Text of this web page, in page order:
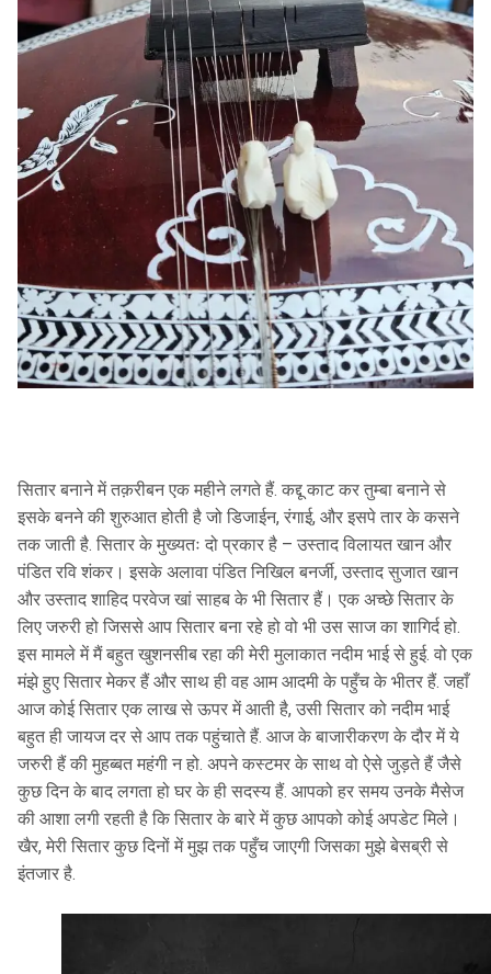
सितार बनाने में तक़रीबन एक महीने लगते हैं. कद्दू काट कर तुम्बा बनाने से
इसके बनने की शुरुआत होती है जो डिजाईन, रंगाई, और इसपे तार के कसने
तक जाती है. सितार के मुख्यतः दो प्रकार है – उस्ताद विलायत खान और
पंडित रवि शंकर। इसके अलावा पंडित निखिल बनर्जी, उस्ताद सुजात खान
और उस्ताद शाहिद परवेज खां साहब के भी सितार हैं। एक अच्छे सितार के
लिए जरुरी हो जिससे आप सितार बना रहे हो वो भी उस साज का शागिर्द हो.
इस मामले में मैं बहुत खुशनसीब रहा की मेरी मुलाकात नदीम भाई से हुई. वो एक
मंझे हुए सितार मेकर हैं और साथ ही वह आम आदमी के पहुँच के भीतर हैं. जहाँ
आज कोई सितार एक लाख से ऊपर में आती है, उसी सितार को नदीम भाई
बहुत ही जायज दर से आप तक पहुंचाते हैं. आज के बाजारीकरण के दौर में ये
जरुरी हैं की मुहब्बत महंगी न हो. अपने कस्टमर के साथ वो ऐसे जुड़ते हैं जैसे
कुछ दिन के बाद लगता हो घर के ही सदस्य हैं. आपको हर समय उनके मैसेज
की आशा लगी रहती है कि सितार के बारे में कुछ आपको कोई अपडेट मिले।
खैर, मेरी सितार कुछ दिनों में मुझ तक पहुँच जाएगी जिसका मुझे बेसब्री से
इंतजार है.